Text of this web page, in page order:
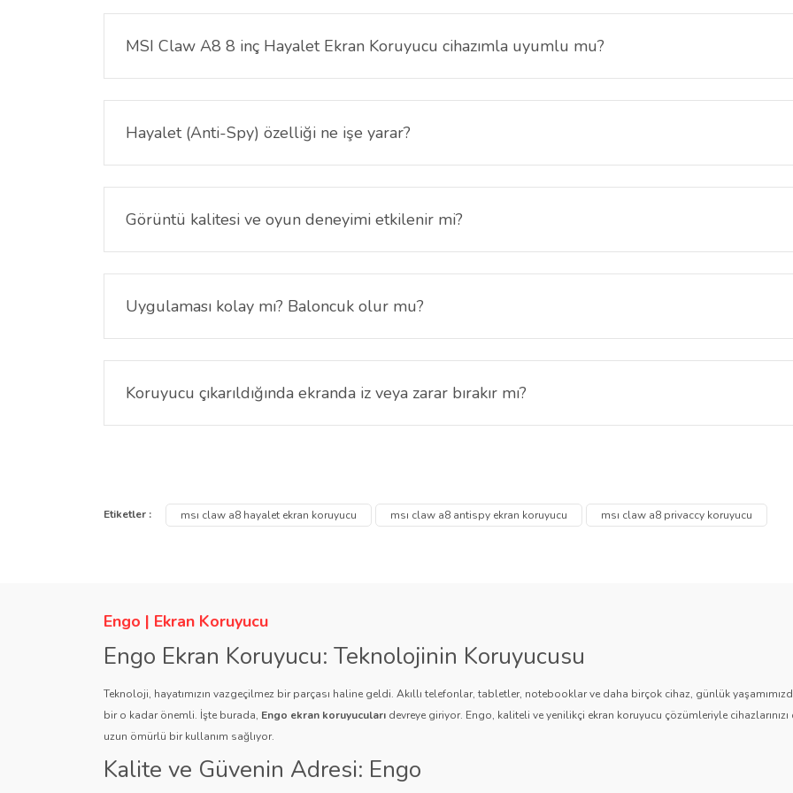
MSI Claw A8 8 inç Hayalet Ekran Koruyucu cihazımla uyumlu mu?
Evet, yalnızca MSI Claw A8 8 inç oyun konsolu için özel olarak üretilmiştir ve ekran ölçülerine tam uyum sağlar.
Hayalet (Anti-Spy) özelliği ne işe yarar?
MSI Claw A8 8 inç Hayalet Ekran Koruyucu özel gizlilik filtresi sayesinde ekran, yalnızca karşıdan bakıldığında net
karartılır ve üçüncü kişilerin ekranınızı görmesi engellenir.
Görüntü kalitesi ve oyun deneyimi etkilenir mi?
Hayır, karşıdan bakıldığında görüntü netliği korunur. Oyun oynarken veya menülerde gezinirken renkler ve detaylar
Uygulaması kolay mı? Baloncuk olur mu?
Evet, MSI Claw A8 8 inç Hayalet Ekran Koruyucu'nun uygulaması oldukça basittir. Paket içeriğinde yer alan temizlik
sonra koruyucuyu yerleştirebilir, özel yapışkan yüzeyi sayesinde baloncuksuz şekilde uygulayabilirsiniz.
Koruyucu çıkarıldığında ekranda iz veya zarar bırakır mı?
Hayır, MSI Claw A8 8 inç Hayalet Ekran Koruyucu çıkarıldığında yapışkan kalıntısı bırakmaz ve ekran yüzeyine zarar
Bu ürüne ilk yorumu siz yapın!
Görüş ve önerileriniz için teşekkür ederiz.
Ürün bilgilerinde hatalar bulunuyor.
Ürün fiyatı diğer sitelerden daha pahalı.
Ürün hakkında henüz soru sorulmamış.
Etiketler : msı claw a8 hayalet ekran koruyucu msı claw a8 antispy ekran koruyucu msı claw a8 privaccy koruyucu
Engo | Ekran Koruyucu
Engo Ekran Koruyucu: Teknolojinin Koruyucusu
Teknoloji, hayatımızın vazgeçilmez bir parçası haline geldi. Akıllı telefonlar, tabletler, notebooklar ve daha birçok cihaz, günlük
bir o kadar önemli. İşte burada, Engo ekran koruyucuları devreye giriyor. Engo, kaliteli ve yenilikçi ekran koruyucu çözümleriyle
uzun ömürlü bir kullanım sağlıyor.
Kalite ve Güvenin Adresi: Engo